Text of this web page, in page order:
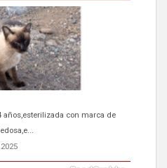
años,esterilizada con marca de